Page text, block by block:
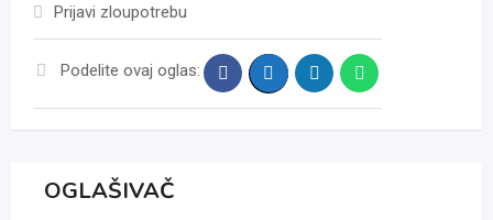
Prijavi zloupotrebu
Podelite ovaj oglas:
OGLAŠIVAČ